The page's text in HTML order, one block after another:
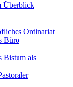
Überblick
Ordinariat
Büro
Bistum als